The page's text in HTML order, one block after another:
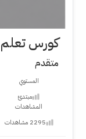
كورس تعلم
متقدم
المستوي
مبتدئ
المشاهدات
2295 مشاهدات